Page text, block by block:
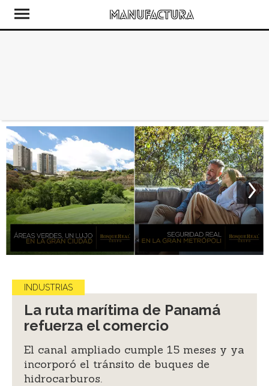
INDUSTRIAS
La ruta marítima de Panamá
refuerza el comercio
El canal ampliado cumple 15 meses y ya
incorporó el tránsito de buques de
hidrocarburos.